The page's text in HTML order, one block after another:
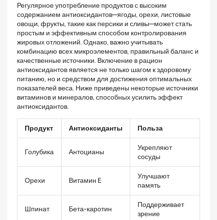
Регулярное употребление продуктов с высоким
содержанием антиоксидантов—ягоды, орехи, листовые
овощи, фрукты, такие как персики и сливы—может стать
простым и эффективным способом контролирования
жировых отложений. Однако, важно учитывать
комбинацию всех микроэлементов, правильный баланс и
качественные источники. Включение в рацион
антиоксидантов является не только шагом к здоровому
питанию, но и средством для достижения оптимальных
показателей веса. Ниже приведены некоторые источники
витаминов и минералов, способных усилить эффект
антиоксидантов.
Продукт Антиоксиданты Польза
Голубика Антоцианы
Укрепляют
сосуды
Орехи Витамин E
Улучшают
память
Шпинат Бета-каротин
Поддерживает
зрение